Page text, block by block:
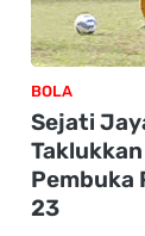
BOLA
Sejati
Pembuka
23